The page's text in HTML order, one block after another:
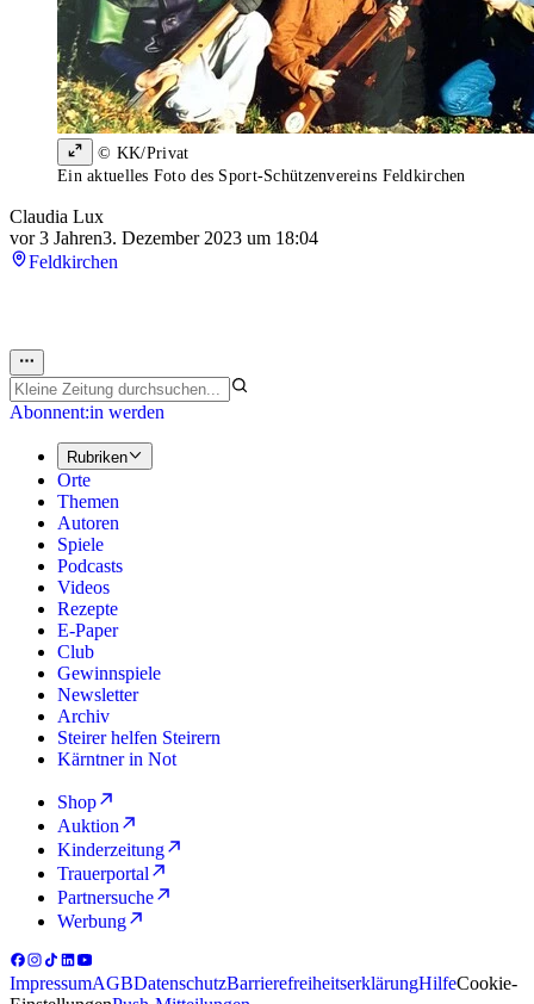
© KK/Privat
Ein aktuelles Foto des Sport-Schützenvereins Feldkirchen
Claudia Lux
vor 3 Jahren3. Dezember 2023 um 18:04
Feldkirchen
Abonnent:in werden
Rubriken
Orte
Themen
Autoren
Spiele
Podcasts
Videos
Rezepte
E-Paper
Club
Gewinnspiele
Newsletter
Archiv
Steirer helfen Steirern
Kärntner in Not
Shop
Auktion
Kinderzeitung
Trauerportal
Partnersuche
Werbung
ImpressumAGBDatenschutzBarrierefreiheitserklärungHilfeCookie-